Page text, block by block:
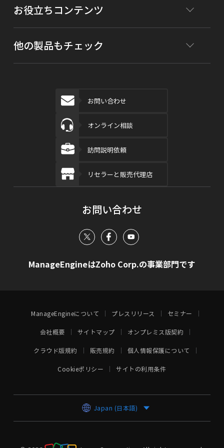
お役立ちコンテンツ
他の製品もチェック
お問い合わせ
オンライン相談
訪問説明依頼
リセラーと販売代理店
お問い合わせ
ManageEngineはZoho Corp.の事業部門です
ManageEngineについて プレスリリース セミナー
会社概要 サイトマップ オンプレミス版契約
クラウド版規約 販売規約 個人情報保護について
Cookieポリシー サイトの利用条件
Japan (日本語)